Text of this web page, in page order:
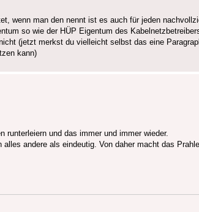
wenn man den nennt ist es auch für jeden
so wie der HÜP Eigentum des
(jetzt merkst du vielleicht selbst das eine
kann)
runterleiern und das immer und immer wieder.
andere als eindeutig. Von daher macht das